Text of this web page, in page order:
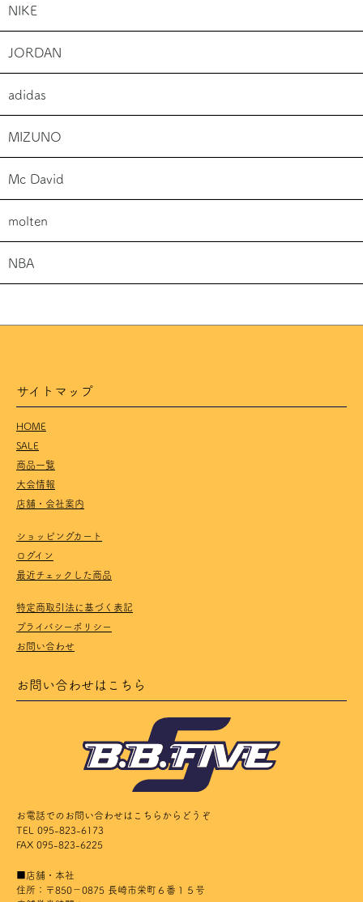
NIKE
JORDAN
adidas
MIZUNO
Mc David
molten
NBA
サイトマップ
HOME
SALE
商品一覧
大会情報
店舗・会社案内
ショッピングカート
ログイン
最近チェックした商品
特定商取引法に基づく表記
プライバシーポリシー
お問い合わせ
お問い合わせはこちら
お電話でのお問い合わせはこちらからどうぞ
TEL 095-823-6173
FAX 095-823-6225
■店舗・本社
住所：〒850－0875 長崎市栄町６番１５号